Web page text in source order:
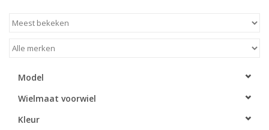
Model
Wielmaat voorwiel
Kleur